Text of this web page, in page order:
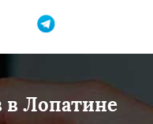
мне
в Лопатине